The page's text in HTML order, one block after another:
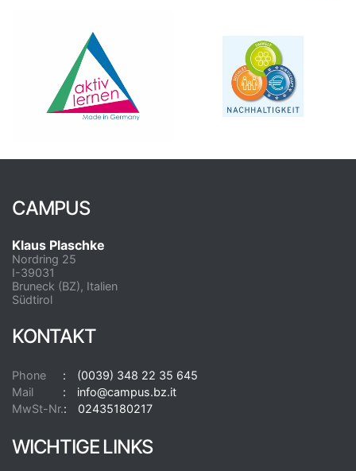
CAMPUS
Klaus Plaschke
Nordring 25
I-39031
Bruneck (BZ), Italien
Südtirol
KONTAKT
Phone
(0039) 348 22 35 645
Mail
info@campus.bz.it
MwSt-Nr.
02435180217
WICHTIGE LINKS